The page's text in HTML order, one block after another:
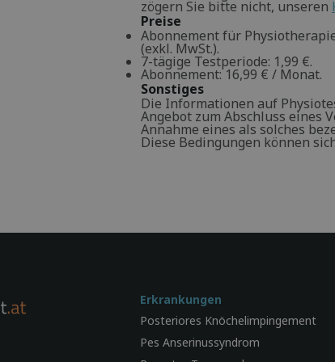
zögern Sie bitte nicht, unseren
Preise
Abonnement für
(exkl. MwSt.).
7-tägige Testperiode: 1,99 €.
Abonnement: 16,99 € / Monat.
Sonstiges
Die Informationen auf
Angebot zum Abschluss eines
Annahme eines als solches
Diese Bedingungen können
Erkrankungen
Posteriores Knöchelimpingement
Pes Anserinussyndrom